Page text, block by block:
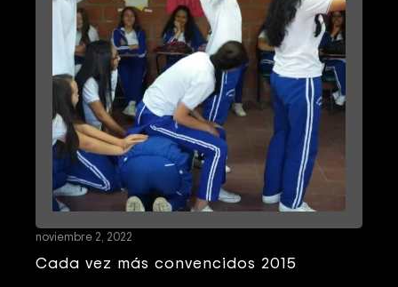
Cada vez más convencidos 2015
noviembre 2, 2022